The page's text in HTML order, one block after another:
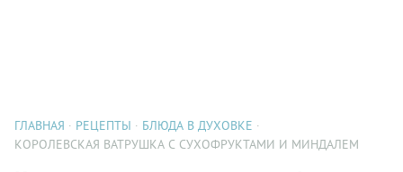
ГЛАВНАЯ РЕЦЕПТЫ
БЛЮДА В ДУХОВКЕ
КОРОЛЕВСКАЯ ВАТРУШКА С СУХОФРУКТАМИ И МИНДАЛЕМ